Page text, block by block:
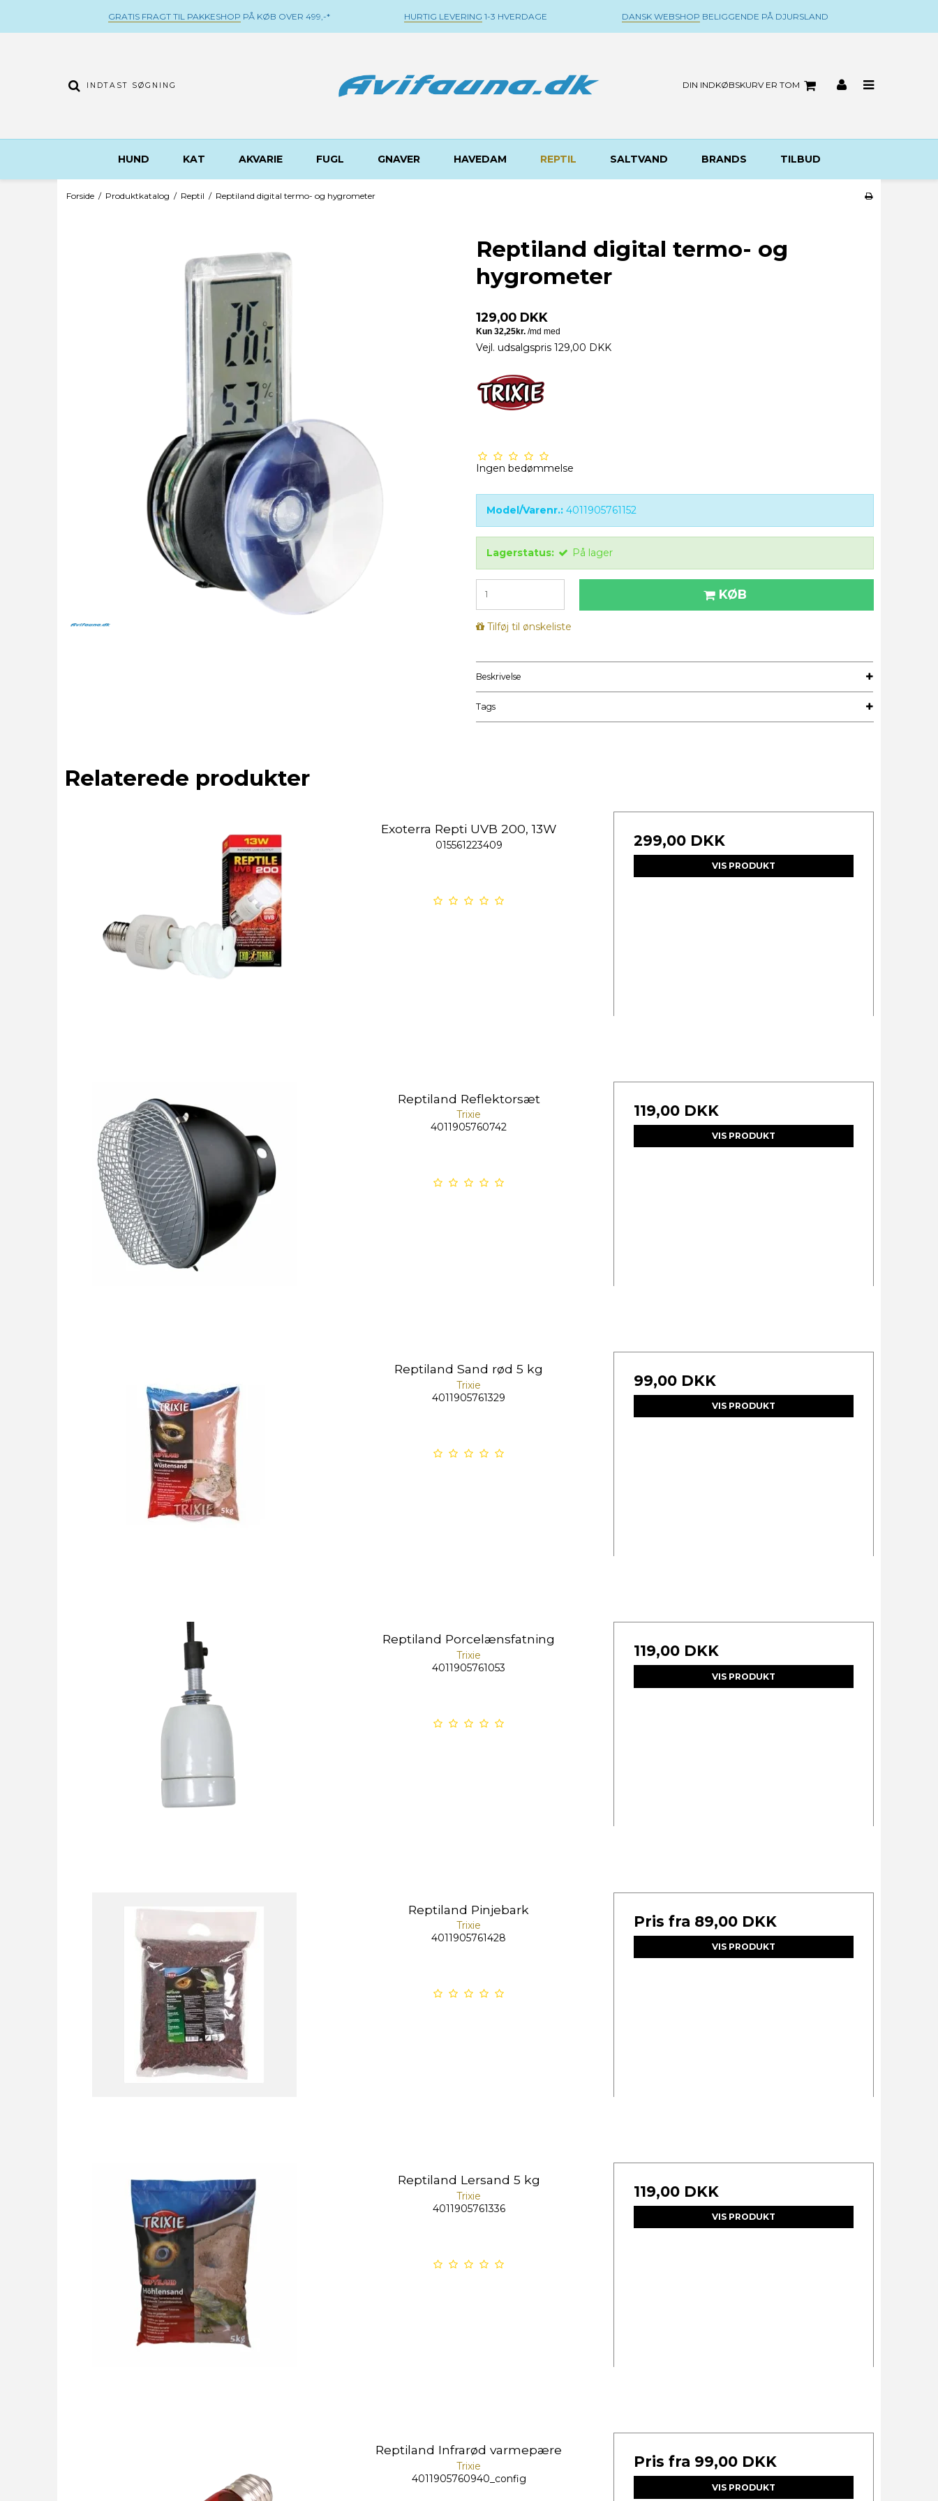
GRATIS FRAGT TIL PAKKESHOP PÅ KØB OVER 499,-* HURTIG LEVERING 1-3 HVERDAGE DANSK WEBSHOP BELIGGENDE PÅ DJURSLAND
DIN INDKØBSKURV ER TOM
HUND KAT AKVARIE FUGL GNAVER HAVEDAM REPTIL SALTVAND BRANDS TILBUD
Forside / Produktkatalog / Reptil / Reptiland digital termo- og hygrometer
Reptiland digital termo- og
hygrometer
129,00 DKK
Vejl. udsalgspris 129,00 DKK
Ingen bedømmelse
Model/Varenr.: 4011905761152
Lagerstatus: På lager
KØB
Tilføj til ønskeliste
Beskrivelse
Tags
Relaterede produkter
Exoterra Repti UVB 200, 13W
015561223409 299,00 DKK
VIS PRODUKT
Reptiland Reflektorsæt
Trixie
4011905760742
119,00 DKK
VIS PRODUKT
Reptiland Sand rød 5 kg
Trixie
4011905761329
99,00 DKK
VIS PRODUKT
Reptiland Porcelænsfatning
Trixie
4011905761053
119,00 DKK
VIS PRODUKT
Reptiland Pinjebark
Trixie
4011905761428
Pris fra 89,00 DKK
VIS PRODUKT
Reptiland Lersand 5 kg
Trixie
4011905761336
119,00 DKK
VIS PRODUKT
Reptiland Infrarød varmepære
Trixie
4011905760940_config
Pris fra 99,00 DKK
VIS PRODUKT